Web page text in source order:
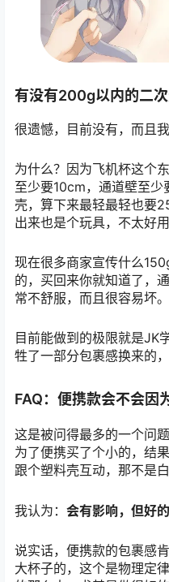
有没有200g以内的二次
很遗憾，目前没有，而且
为什么？因为飞机杯这个
至少要10cm，通道壁至
壳，算下来最轻最轻也要
出来也是个玩具，不太好用
现在很多商家宣传什么
的，买回来你就知道了，
常不舒服，而且很容易坏
目前能做到的极限就是JK
牲了一部分包裹感换来的
FAQ：便携款会不会因
这是被问得最多的一个问
为了便携买了个小的，结
跟个塑料壳互动，那不是白
我认为： 会有影响，但好
说实话，便携款的包裹感
大杯子的，这个是物理定